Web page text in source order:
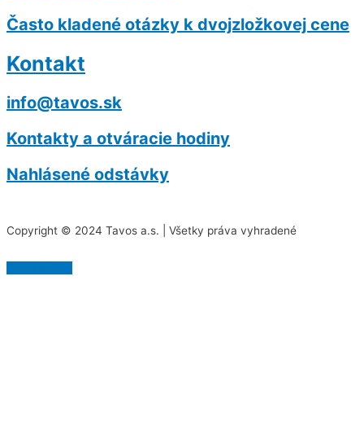
Často kladené otázky k dvojzložkovej cene
Kontakt
info@tavos.sk
Kontakty a otváracie hodiny
Nahlásené odstávky
Copyright © 2024 Tavos a.s. | Všetky práva vyhradené